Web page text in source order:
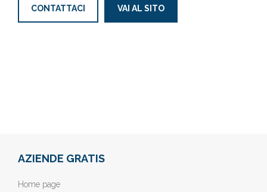
CONTATTACI VAI AL SITO
AZIENDE GRATIS
Home page